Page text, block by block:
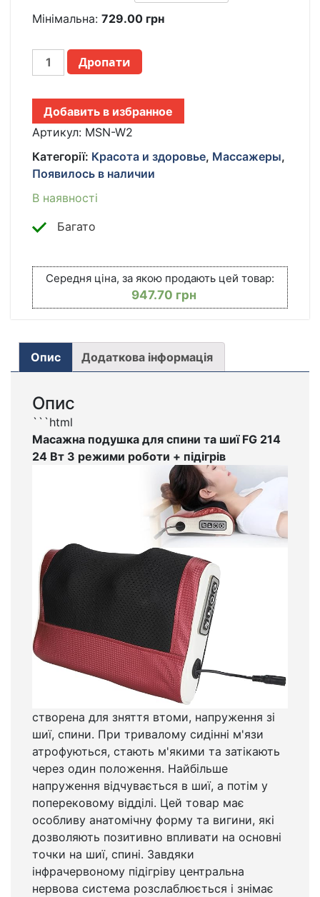
Мінімальна: 729.00 грн
МАССАЖНАЯ
ПОДУШКА
СПИНЫ
ШЕИ
ФУНКЦИЕЙ
ПОДОГРЕВА
И
3
РЕЖИМАМИ
МАССАЖА
Дропати
Добавить в избранное
Артикул: MSN-W2
Категорії: Красота и здоровье, Массажеры,
Появилось в наличии
В наявності
Багато
Середня ціна, за якою продають цей товар:
947.70 грн
Опис Додаткова інформація
Опис
```html
Масажна подушка для спини та шиї FG 214
24 Вт 3 режими роботи + підігрів
створена для зняття втоми, напруження зі
шиї, спини. При тривалому сидінні м'язи
атрофуються, стають м'якими та затікають
через один положення. Найбільше
напруження відчувається в шиї, а потім у
поперековому відділі. Цей товар має
особливу анатомічну форму та вигини, які
дозволяють позитивно впливати на основні
точки на шиї, спині. Завдяки
інфрачервоному підігріву центральна
нервова система розслаблюється і знімає